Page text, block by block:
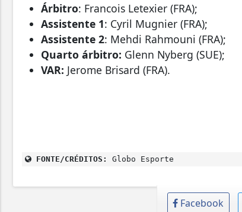
Árbitro: Francois Letexier (FRA);
Assistente 1: Cyril Mugnier (FRA);
Assistente 2: Mehdi Rahmouni (FRA);
Quarto árbitro: Glenn Nyberg (SUE);
VAR: Jerome Brisard (FRA).
FONTE/CRÉDITOS: Globo Esporte
Facebook